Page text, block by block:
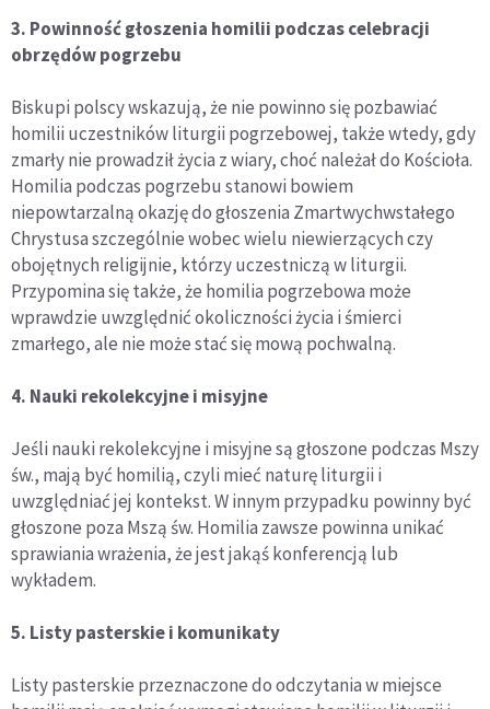
3. Powinność głoszenia homilii podczas celebracji
obrzędów pogrzebu
Biskupi polscy wskazują, że nie powinno się pozbawiać
homilii uczestników liturgii pogrzebowej, także wtedy, gdy
zmarły nie prowadził życia z wiary, choć należał do Kościoła.
Homilia podczas pogrzebu stanowi bowiem
niepowtarzalną okazję do głoszenia Zmartwychwstałego
Chrystusa szczególnie wobec wielu niewierzących czy
obojętnych religijnie, którzy uczestniczą w liturgii.
Przypomina się także, że homilia pogrzebowa może
wprawdzie uwzględnić okoliczności życia i śmierci
zmarłego, ale nie może stać się mową pochwalną.
4. Nauki rekolekcyjne i misyjne
Jeśli nauki rekolekcyjne i misyjne są głoszone podczas Mszy
św., mają być homilią, czyli mieć naturę liturgii i
uwzględniać jej kontekst. W innym przypadku powinny być
głoszone poza Mszą św. Homilia zawsze powinna unikać
sprawiania wrażenia, że jest jakąś konferencją lub
wykładem.
5. Listy pasterskie i komunikaty
Listy pasterskie przeznaczone do odczytania w miejsce